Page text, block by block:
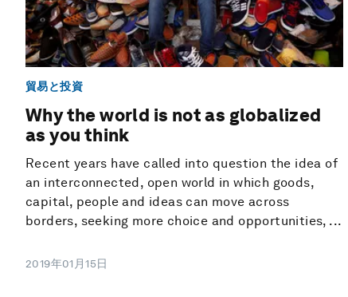
貿易と投資
Why the world is not as globalized
as you think
Recent years have called into question the idea of
an interconnected, open world in which goods,
capital, people and ideas can move across
borders, seeking more choice and opportunities, ...
2019年01月15日